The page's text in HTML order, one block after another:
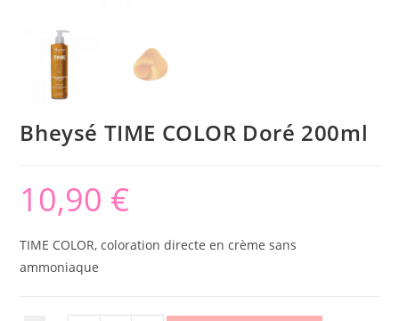
Bheysé TIME COLOR Doré 200ml
10,90 €
TIME COLOR, coloration directe en crème sans
ammoniaque